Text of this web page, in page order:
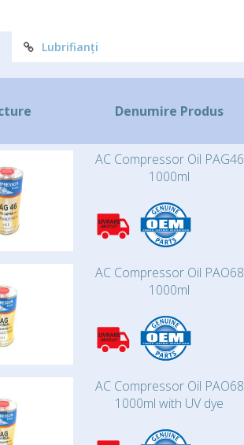
Lubrifianți
Denumire Produs
AC Compressor Oil PAG46
1000ml
AC Compressor Oil PAO68
1000ml
AC Compressor Oil PAO68
1000ml with UV dye